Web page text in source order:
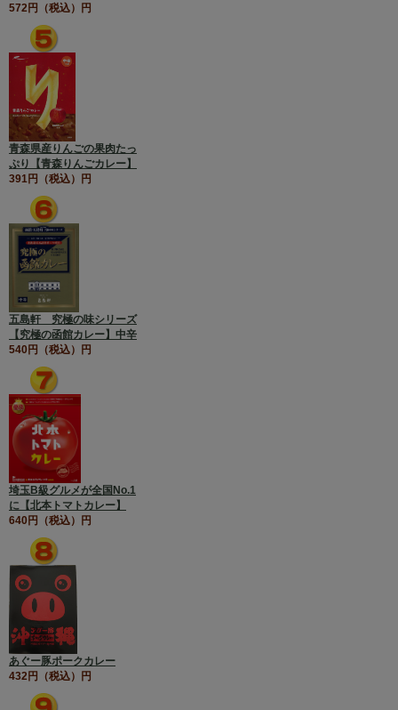
572円（税込）円
青森県産りんごの果肉たっ
ぷり【青森りんごカレー】
391円（税込）円
五島軒 究極の味シリーズ
【究極の函館カレー】中辛
540円（税込）円
埼玉B級グルメが全国No.1
に【北本トマトカレー】
640円（税込）円
あぐー豚ポークカレー
432円（税込）円